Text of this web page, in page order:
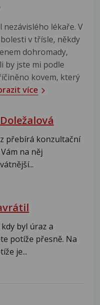
nezávislého lékaře. V
v třísle, někdy
dohromady,
by jste mi podle
kovem, který
více
přebírá konzultační
na něj
byl úraz a
potíže přesně. Na
je...